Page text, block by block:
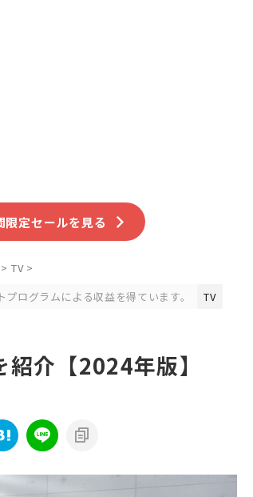
限定セールを見る
> TV >
ログラムによる収益を得ています。
TV
介【2024年版】